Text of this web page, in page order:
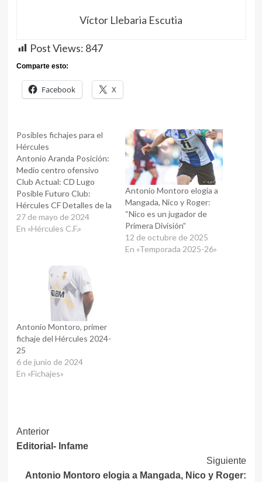
Víctor Llebaria Escutia
Post Views: 847
Comparte esto:
Facebook X
Posibles fichajes para el
Hércules
Antonio Aranda Posición:
Medio centro ofensivo
Club Actual: CD Lugo
Posible Futuro Club:
Hércules CF Detalles de la
Negociación: Según
@AngelGarcia, Antonio
negociaciones con el
Hércules CF. La operación
parece ser bastante
factible, especialmente
debido a la petición
expresa del entrenador
Rubén…
27 de mayo de 2024
En «Hércules C.F.»
Antonio Montoro elogia a
Mangada, Nico y Roger:
“Nico es un jugador de
Primera División”
12 de octubre de 2025
En «Temporada 2025-26»
Antonio Montoro, primer
fichaje del Hércules 2024-
25
6 de junio de 2024
En «Fichajes»
Navegación
de
entradas
Anterior
Editorial- Infame
Siguiente
Antonio Montoro elogia a Mangada, Nico y Roger: